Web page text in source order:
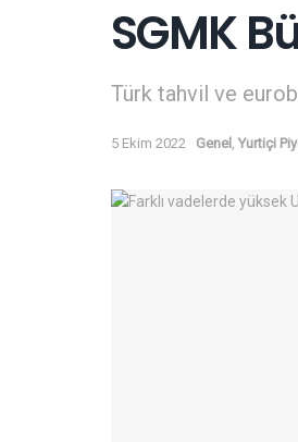
SGMK
Türk tahvil ve
5 Ekim 2022 Genel Yurtiçi